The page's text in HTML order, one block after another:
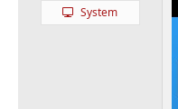
System